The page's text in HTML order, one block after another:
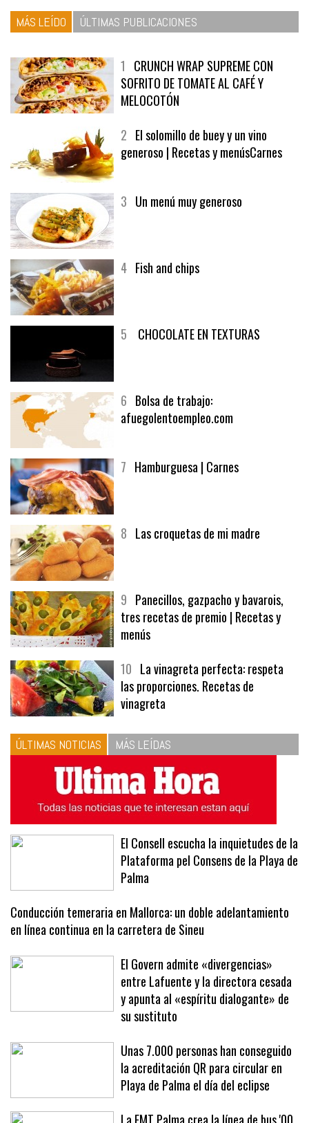
1CRUNCH WRAP SUPREME CON
SOFRITO DE TOMATE AL CAFÉ Y
MELOCOTÓN
2El solomillo de buey y un vino
6Bolsa de trabajo:
9Panecillos, gazpacho y bavarois,
tres recetas de premio | Recetas y
menús
10La vinagreta perfecta: respeta
las proporciones. Recetas de
vinagreta
ÚLTIMAS NOTICIAS MÁS LEÍDAS
El Consell escucha la inquietudes de la
Plataforma pel Consens de la Playa de
Palma
Conducción temeraria en Mallorca: un doble adelantamiento
en línea continua en la carretera de Sineu
El Govern admite «divergencias»
entre Lafuente y la directora cesada
y apunta al «espíritu dialogante» de
su sustituto
Unas 7.000 personas han conseguido
la acreditación QR para circular en
Playa de Palma el día del eclipse